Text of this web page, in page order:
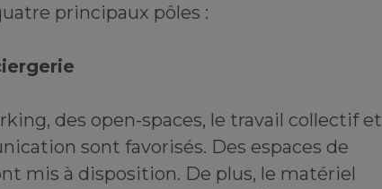
principaux pôles :
des open-spaces, le travail collectif et
sont favorisés. Des espaces de
mis à disposition. De plus, le matériel